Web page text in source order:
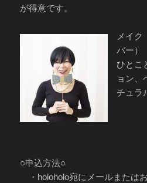
が得意です。
メイ
バー）
ひとこ
ョン、
チュラ
○申込方法○
・holoholo宛にメールまたは